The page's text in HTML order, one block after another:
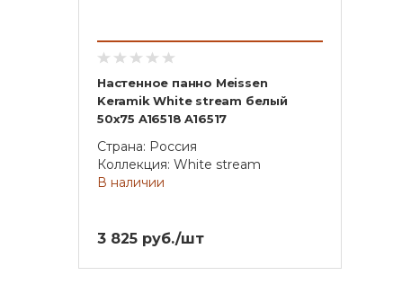
Настенное панно Meissen
Keramik White stream белый
50x75 A16518 A16517
Страна: Россия
Коллекция: White stream
В наличии
3 825 руб./шт